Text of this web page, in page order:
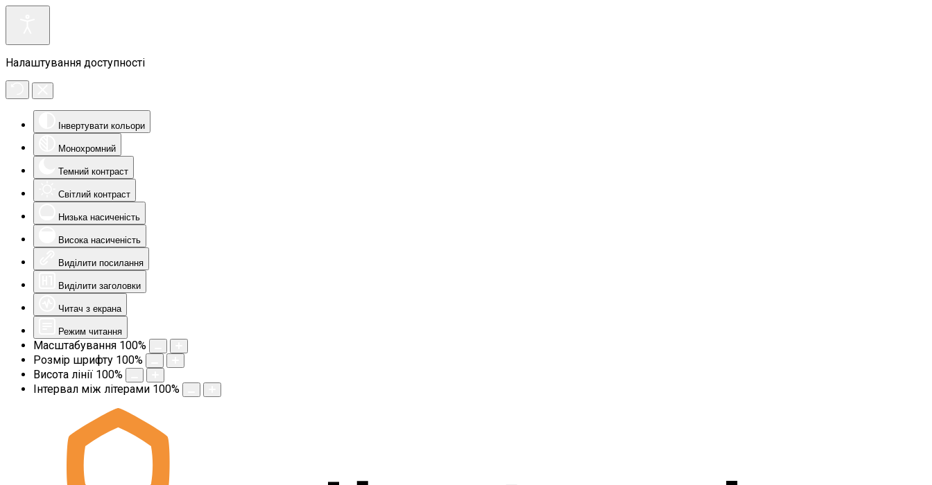
Налаштування доступності
Інвертувати кольори
Монохромний
Темний контраст
Світлий контраст
Низька насиченість
Висока насиченість
Виділити посилання
Виділити заголовки
Читач з екрана
Режим читання
Масштабування 100%
Розмір шрифту 100%
Висота лінії 100%
Інтервал між літерами 100%